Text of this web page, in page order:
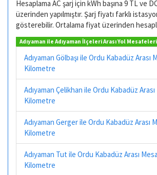
Hesaplama AC şarj için kWh başına 9 TL ve
üzerinden yapılmıştır. Şarj fiyatı farklı
gösterebilir. Ortalama fiyat üzerinden
Adıyaman ile Adıyaman İlçeleri Arası Yol Mesafeleri
Adıyaman Gölbaşı ile Ordu Kabadüz Arası
Kilometre
Adıyaman Çelikhan ile Ordu Kabadüz
Kilometre
Adıyaman Gerger ile Ordu Kabadüz Arası
Kilometre
Adıyaman Tut ile Ordu Kabadüz Arası
Kilometre